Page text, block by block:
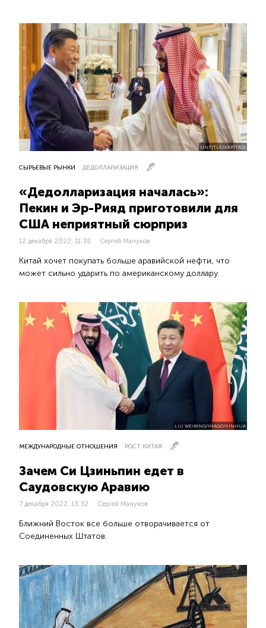
UNTITLED/AP/TASS
СЫРЬЕВЫЕ РЫНКИ ДЕДОЛЛАРИЗАЦИЯ
«Дедолларизация началась»:
Пекин и Эр-Рияд приготовили для
США неприятный сюрприз
12 декабря 2022, 11:38 Сергей Мануков
Китай хочет покупать больше аравийской нефти, что
может сильно ударить по американскому доллару.
LIU WEIBING/IMAGO/XINHUA
МЕЖДУНАРОДНЫЕ ОТНОШЕНИЯ РОСТ КИТАЯ
Зачем Си Цзиньпин едет в
Саудовскую Аравию
7 декабря 2022, 13:32 Сергей Мануков
Ближний Восток все больше отворачивается от
Соединенных Штатов.